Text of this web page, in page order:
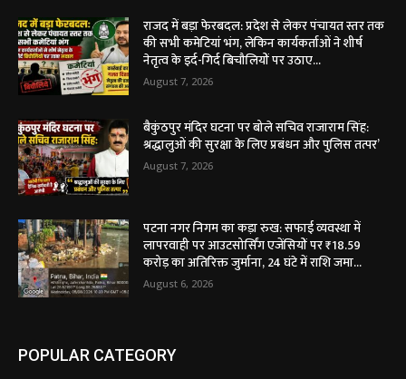
राजद में बड़ा फेरबदल: प्रदेश से लेकर पंचायत स्तर तक
की सभी कमेटियां भंग, लेकिन कार्यकर्ताओं ने शीर्ष
नेतृत्व के इर्द-गिर्द बिचौलियों पर उठाए...
August 7, 2026
बैकुंठपुर मंदिर घटना पर बोले सचिव राजाराम सिंह:
श्रद्धालुओं की सुरक्षा के लिए प्रबंधन और पुलिस तत्पर’
August 7, 2026
पटना नगर निगम का कड़ा रुख: सफाई व्यवस्था में
लापरवाही पर आउटसोर्सिंग एजेंसियों पर ₹18.59
करोड़ का अतिरिक्त जुर्माना, 24 घंटे में राशि जमा...
August 6, 2026
POPULAR CATEGORY